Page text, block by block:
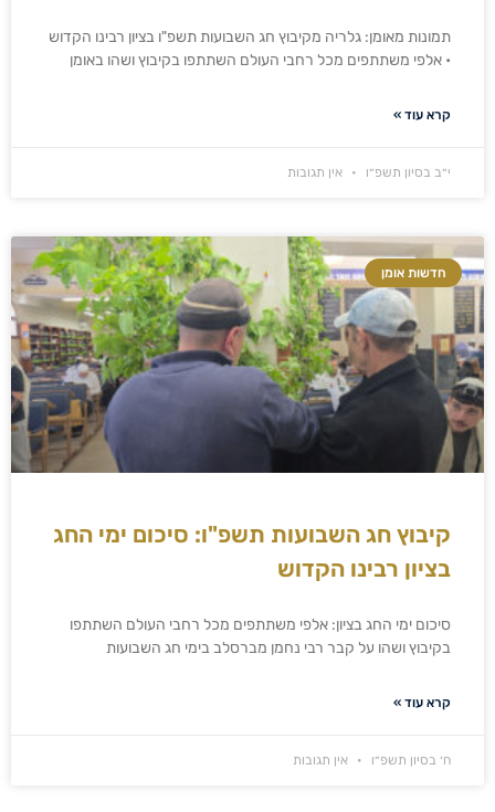
תמונות מאומן: גלריה מקיבוץ חג השבועות תשפ"ו בציון רבינו הקדוש
• אלפי משתתפים מכל רחבי העולם השתתפו בקיבוץ ושהו באומן
קרא עוד »
י״ב בסיון תשפ״ו אין תגובות
חדשות אומן
קיבוץ חג השבועות תשפ"ו: סיכום ימי החג
בציון רבינו הקדוש
סיכום ימי החג בציון: אלפי משתתפים מכל רחבי העולם השתתפו
בקיבוץ ושהו על קבר רבי נחמן מברסלב בימי חג השבועות
קרא עוד »
ח׳ בסיון תשפ״ו אין תגובות